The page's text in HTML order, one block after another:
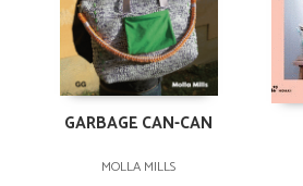
GARBAGE CAN-CAN
MOLLA MILLS